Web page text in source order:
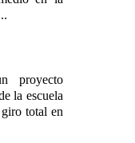
proyecto
la escuela
total en